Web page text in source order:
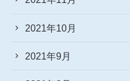
2021年10月
2021年9月